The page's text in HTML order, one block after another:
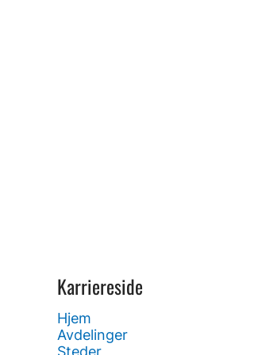
Karriereside
Hjem
Avdelinger
Steder